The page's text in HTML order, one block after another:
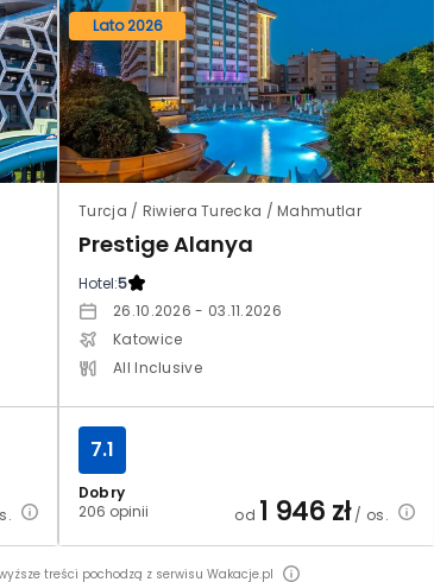
Lato 2026
Turcja / Riwiera Turecka / Mahmutlar
Prestige Alanya
Hotel:5
26.10.2026 - 03.11.2026
Katowice
All Inclusive
Dobry
206 opinii
7.1
od 1 946 zł/ os.
treści pochodzą z serwisu Wakacje.pl